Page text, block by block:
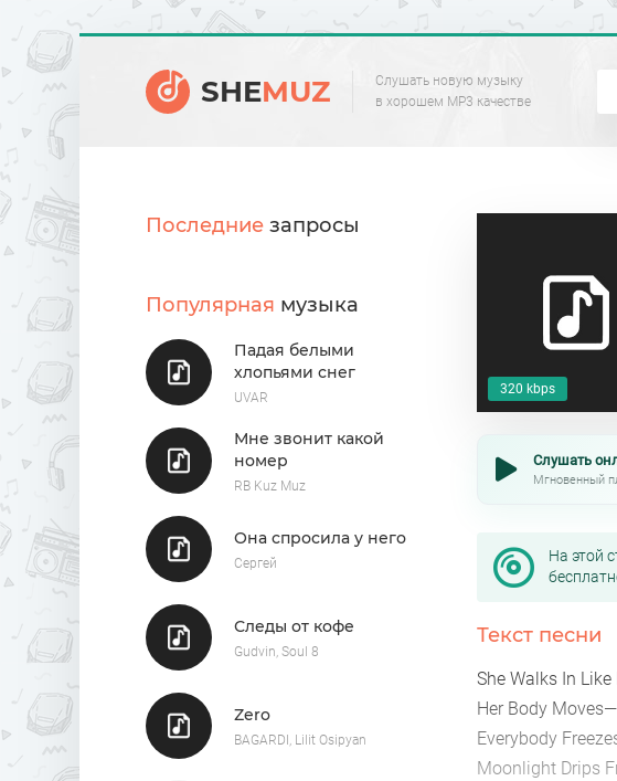
SHEMUZ
Слушать новую музыку
в хорошем MP3 качестве
Последние запросы
Популярная музыка
Падая белыми
хлопьями снег
UVAR
Мне звонит какой
номер
RB Kuz Muz
Она спросила у него
Сергей
Следы от кофе
Gudvin, Soul 8
Zero
BAGARDI, Lilit Osipyan
320 kbps
Слушать
Мгновенный
На этой
Текст песни
She Walks In
Her Body
Everybody
Moonlight Drips